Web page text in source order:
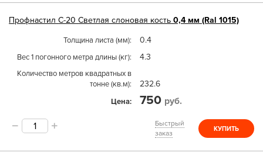
Профнастил С-20 Светлая слоновая кость 0,4 мм (Ral 1015)
Толщина листа (мм) 0.4
Вес 1 погонного метра длины (кг) 4.3
Количество метров квадратных в
тонне (кв.м)
232.6
Цена 750 руб.
Быстрый
заказ
КУПИТЬ